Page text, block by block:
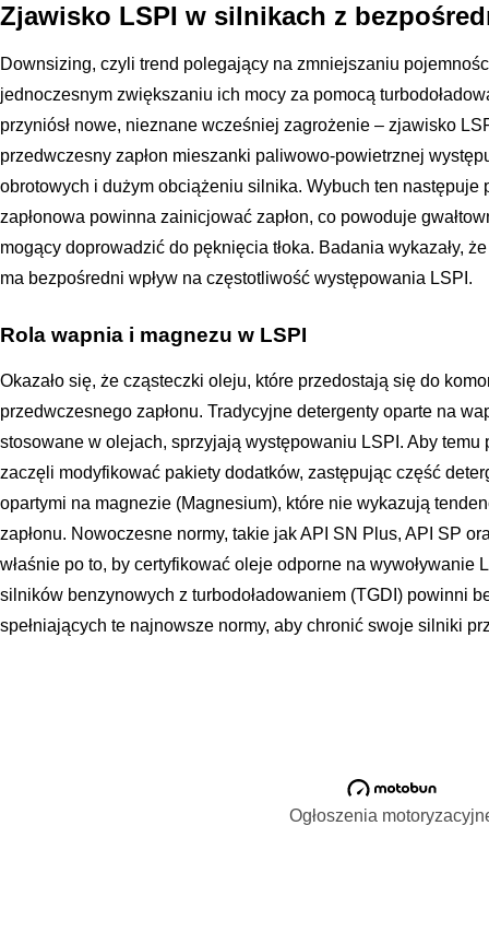
Zjawisko LSPI w silnikach z
Downsizing, czyli trend polegający na zmniejszaniu
jednoczesnym zwiększaniu ich mocy za pomocą
przyniósł nowe, nieznane wcześniej zagrożenie – zjawisko
przedwczesny zapłon mieszanki paliwowo-powietrznej
obrotowych i dużym obciążeniu silnika. Wybuch ten następuje
zapłonowa powinna zainicjować zapłon, co powoduje
mogący doprowadzić do pęknięcia tłoka. Badania wykazały,
ma bezpośredni wpływ na częstotliwość występowania LSPI.
Rola wapnia i magnezu w LSPI
Okazało się, że cząsteczki oleju, które przedostają się do
przedwczesnego zapłonu. Tradycyjne detergenty oparte na
stosowane w olejach, sprzyjają występowaniu LSPI. Aby temu
zaczęli modyfikować pakiety dodatków, zastępując część
opartymi na magnezie (Magnesium), które nie wykazują
zapłonu. Nowoczesne normy, takie jak API SN Plus, API SP
właśnie po to, by certyfikować oleje odporne na wywoływanie
silników benzynowych z turbodoładowaniem (TGDI) powinni
spełniających te najnowsze normy, aby chronić swoje silniki
Ogłoszenia